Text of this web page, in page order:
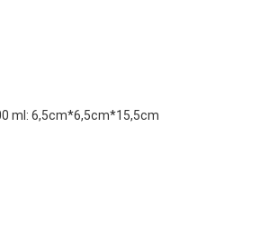
ml: 6,5cm*6,5cm*15,5cm